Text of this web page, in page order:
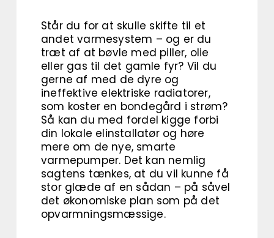
Står du for at skulle skifte til et
andet varmesystem – og er du
træt af at bøvle med piller, olie
eller gas til det gamle fyr? Vil du
gerne af med de dyre og
ineffektive elektriske radiatorer,
som koster en bondegård i strøm?
Så kan du med fordel kigge forbi
din lokale elinstallatør og høre
mere om de nye, smarte
varmepumper. Det kan nemlig
sagtens tænkes, at du vil kunne få
stor glæde af en sådan – på såvel
det økonomiske plan som på det
opvarmningsmæssige.